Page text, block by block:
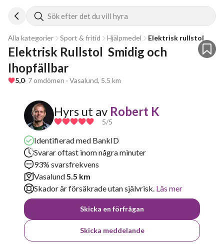
Sök efter det du vill hyra
Alla kategorier Sport & fritid Hjälpmedel Elektrisk rullstol
Elektrisk Rullstol  Smidig och
Ihopfällbar
5,0· 7 omdömen · Vasalund, 5.5 km
Hyrs ut av Robert K
5/5
Identifierad med BankID
Svarar oftast inom några minuter
93% svarsfrekvens
Vasalund5.5 km
Skador är försäkrade utan självrisk. Läs mer
Skicka en förfrågan
Skicka meddelande